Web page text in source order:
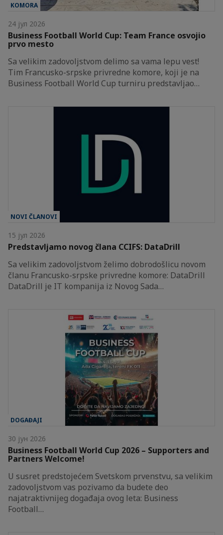
KOMORA
24 јул 2026
Business Football World Cup: Team France osvojio
prvo mesto
Sa velikim zadovoljstvom delimo sa vama lepu vest!
Tim Francusko-srpske privredne komore, koji je na
Business Football World Cup turniru predstavljao…
NOVI ČLANOVI
15 јул 2026
Predstavljamo novog člana CCIFS: DataDrill
Sa velikim zadovoljstvom želimo dobrodošlicu novom
članu Francusko-srpske privredne komore: DataDrill
DataDrill je IT kompanija iz Novog Sada…
DOGAĐAJI
30 јун 2026
Business Football World Cup 2026 – Supporters and
Partners Welcome!
U susret predstojećem Svetskom prvenstvu, sa velikim
zadovoljstvom vas pozivamo da budete deo
najatraktivnijeg događaja ovog leta: Business
Football…